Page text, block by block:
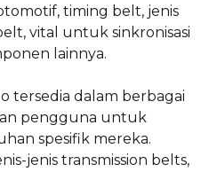
timing belt, jenis
vital untuk sinkronisasi
lainnya.
tersedia dalam berbagai
pengguna untuk
spesifik mereka.
jenis transmission belts,